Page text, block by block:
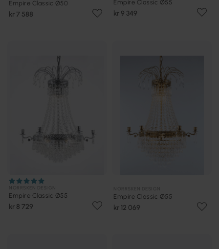
Empire Classic Ø50
kr 7 588
Empire Classic Ø55
kr 9 349
Empire Classic Ø55
kr 8 729
Empire Classic Ø55
kr 12 069